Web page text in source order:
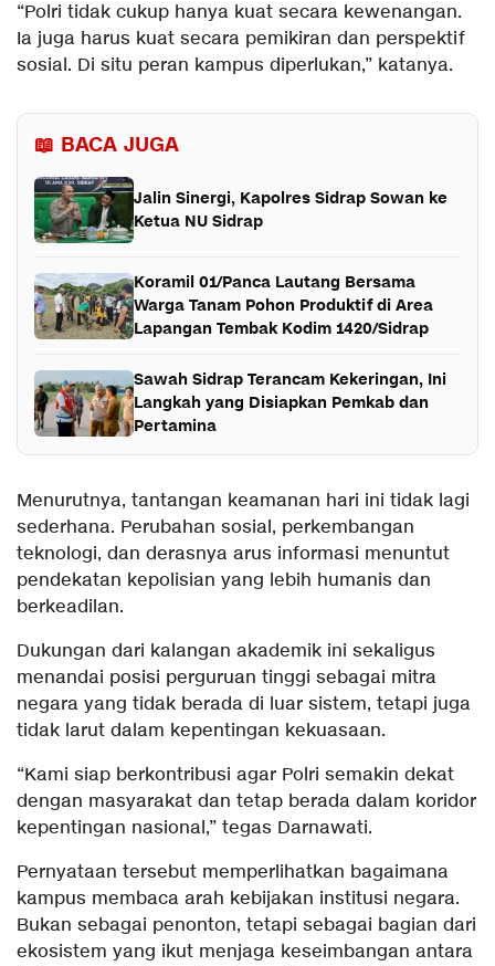
“Polri tidak cukup hanya kuat secara kewenangan.
Ia juga harus kuat secara pemikiran dan perspektif
sosial. Di situ peran kampus diperlukan,” katanya.
📖 BACA JUGA
Jalin Sinergi, Kapolres Sidrap Sowan ke
Ketua NU Sidrap
Koramil 01/Panca Lautang Bersama
Warga Tanam Pohon Produktif di Area
Lapangan Tembak Kodim 1420/Sidrap
Sawah Sidrap Terancam Kekeringan, Ini
Langkah yang Disiapkan Pemkab dan
Pertamina
Menurutnya, tantangan keamanan hari ini tidak lagi
sederhana. Perubahan sosial, perkembangan
teknologi, dan derasnya arus informasi menuntut
pendekatan kepolisian yang lebih humanis dan
berkeadilan.
Dukungan dari kalangan akademik ini sekaligus
menandai posisi perguruan tinggi sebagai mitra
negara yang tidak berada di luar sistem, tetapi juga
tidak larut dalam kepentingan kekuasaan.
“Kami siap berkontribusi agar Polri semakin dekat
dengan masyarakat dan tetap berada dalam koridor
kepentingan nasional,” tegas Darnawati.
Pernyataan tersebut memperlihatkan bagaimana
kampus membaca arah kebijakan institusi negara.
Bukan sebagai penonton, tetapi sebagai bagian dari
ekosistem yang ikut menjaga keseimbangan antara